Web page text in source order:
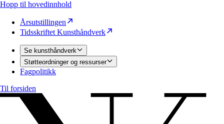
Hopp til hovedinnhold
Årsutstillingen
Tidsskriftet Kunsthåndverk
Se kunsthåndverk
Støtteordninger og ressurser
Fagpolitikk
Til forsiden